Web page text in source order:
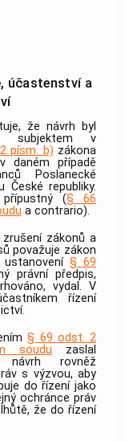
účastenství a
že návrh byl
subjektem v
písm. b) zákona
daném případě
Poslanecké
České republiky.
(§ 66
a contrario).
zákonů a
považuje zákon
ustanovení § 69
právní předpis,
vydal. V
řízení
§ 69 odst. 2
soudu zaslal
návrh rovněž
s výzvou, aby
do řízení jako
ochránce práv
že do řízení